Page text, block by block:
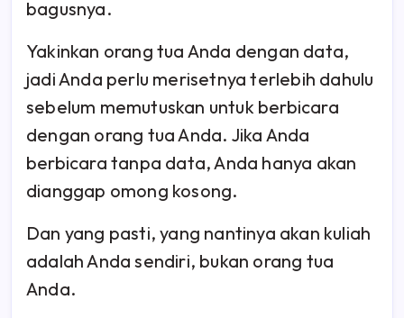
bagusnya.
Yakinkan orang tua Anda dengan data,
jadi Anda perlu merisetnya terlebih dahulu
sebelum memutuskan untuk berbicara
dengan orang tua Anda. Jika Anda
berbicara tanpa data, Anda hanya akan
dianggap omong kosong.
Dan yang pasti, yang nantinya akan kuliah
adalah Anda sendiri, bukan orang tua
Anda.